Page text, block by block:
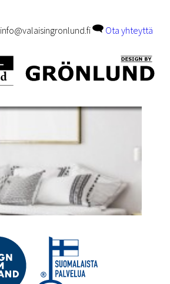
info@valaisingronlund.fi Ota yhteyttä